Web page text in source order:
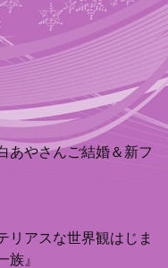
やさんご結婚＆新フ
リアスな世界観はじま
』